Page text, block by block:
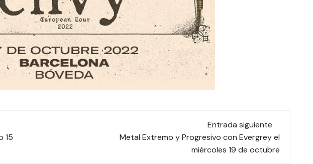
15
Entrada siguiente
Metal Extremo y Progresivo con Evergrey el
miércoles 19 de octubre